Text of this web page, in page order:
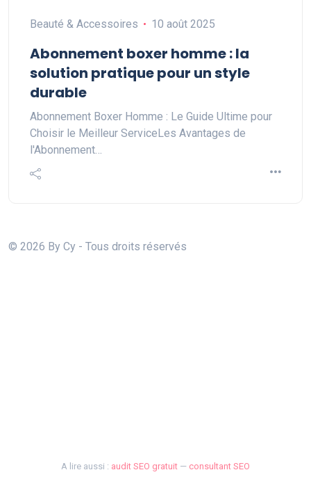
Beauté & Accessoires 10 août 2025
Abonnement boxer homme : la
solution pratique pour un style
durable
Abonnement Boxer Homme : Le Guide Ultime pour
Choisir le Meilleur ServiceLes Avantages de
l'Abonnement…
© 2026 By Cy - Tous droits réservés
A lire aussi : audit SEO gratuit — consultant SEO